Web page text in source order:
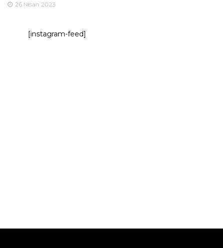
26 Nisan 2023
[instagram-feed]